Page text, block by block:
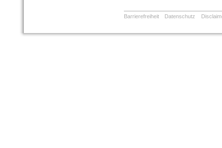
Barrierefreiheit Datenschutz